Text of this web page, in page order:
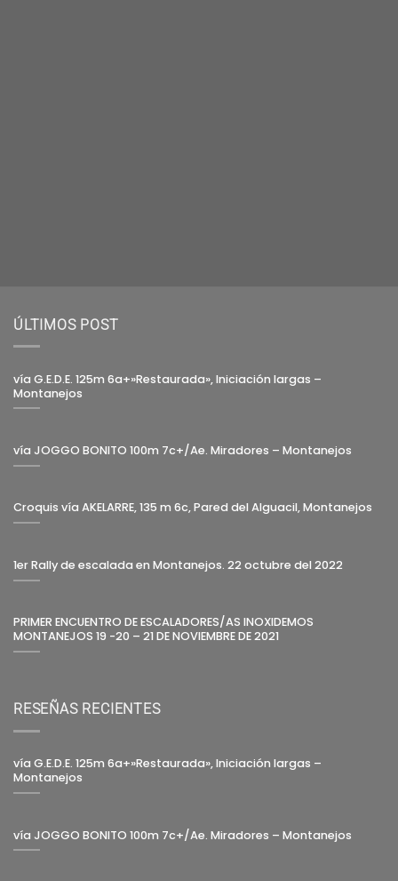
ÚLTIMOS POST
vía G.E.D.E. 125m 6a+»Restaurada», Iniciación largas –
Montanejos
vía JOGGO BONITO 100m 7c+/Ae. Miradores – Montanejos
Croquis vía AKELARRE, 135 m 6c, Pared del Alguacil, Montanejos
1er Rally de escalada en Montanejos. 22 octubre del 2022
PRIMER ENCUENTRO DE ESCALADORES/AS INOXIDEMOS
MONTANEJOS 19 -20 – 21 DE NOVIEMBRE DE 2021
RESEÑAS RECIENTES
vía G.E.D.E. 125m 6a+»Restaurada», Iniciación largas –
Montanejos
vía JOGGO BONITO 100m 7c+/Ae. Miradores – Montanejos